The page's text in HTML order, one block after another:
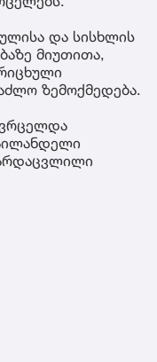
და სისხლის
მიუთითა,
ზემოქმედება.